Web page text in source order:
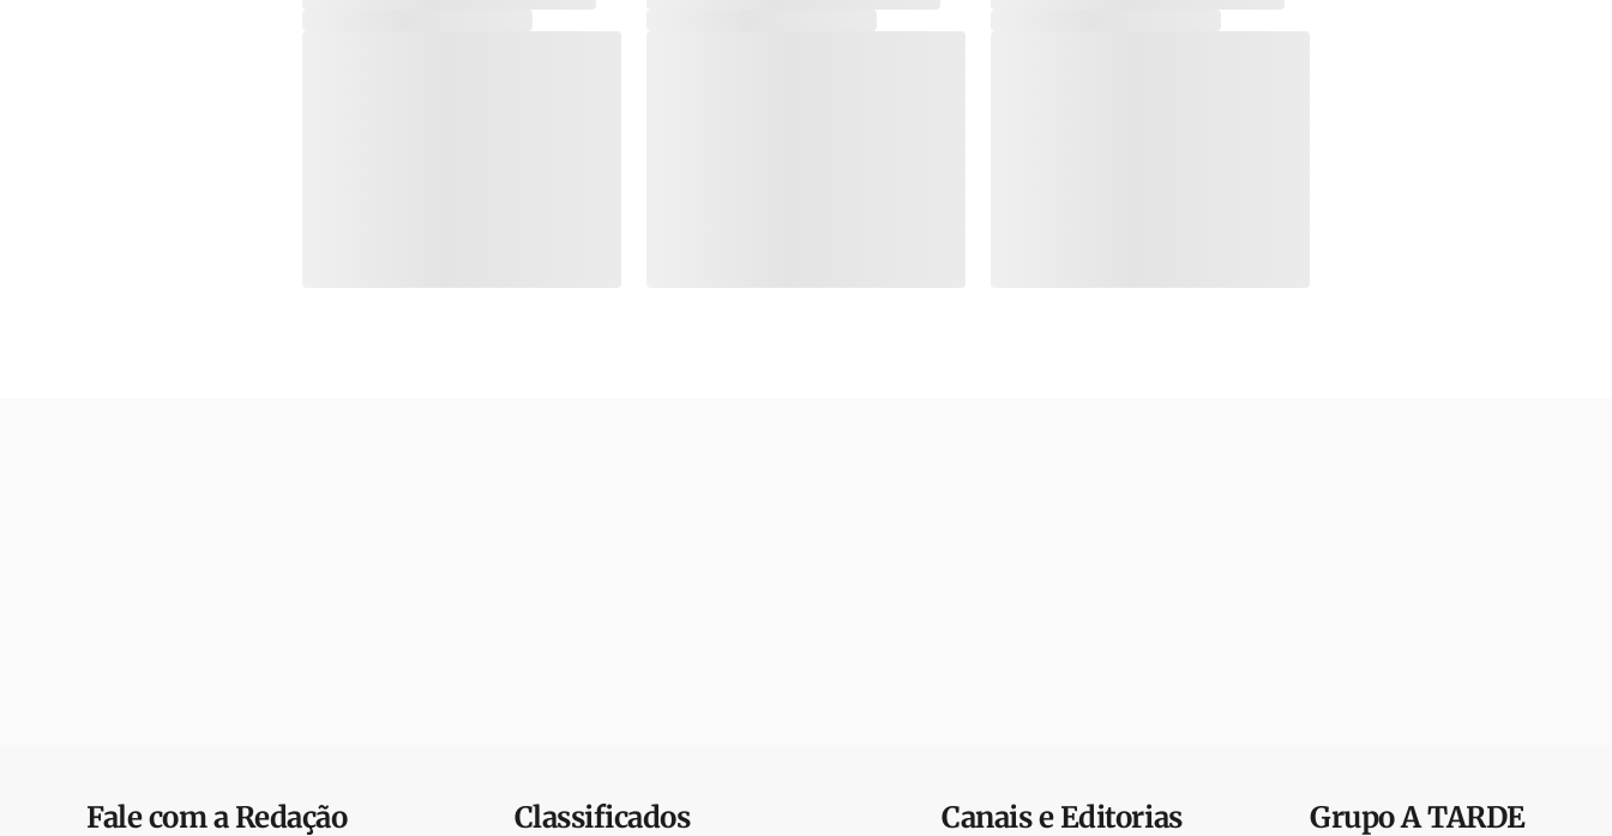
Fale com a Redação Classificados Canais e Editorias GrupoA TARDE